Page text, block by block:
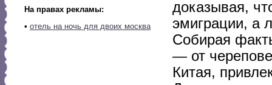
На правах рекламы:
• отель на ночь для двоих москва
доказывая,
эмиграции, а
Собирая
— от
Китая,